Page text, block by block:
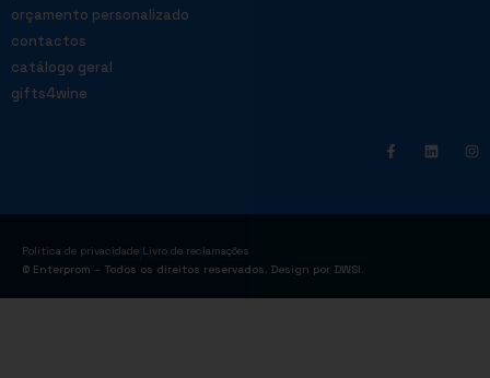
orçamento personalizado
contactos
catálogo geral
gifts4wine
Política de privacidade Livro de reclamações
© Enterprom – Todos os direitos reservados. Design por DWSI.